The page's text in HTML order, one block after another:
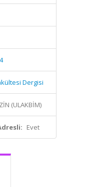
Dergisi
(ULAKBİM)
Evet